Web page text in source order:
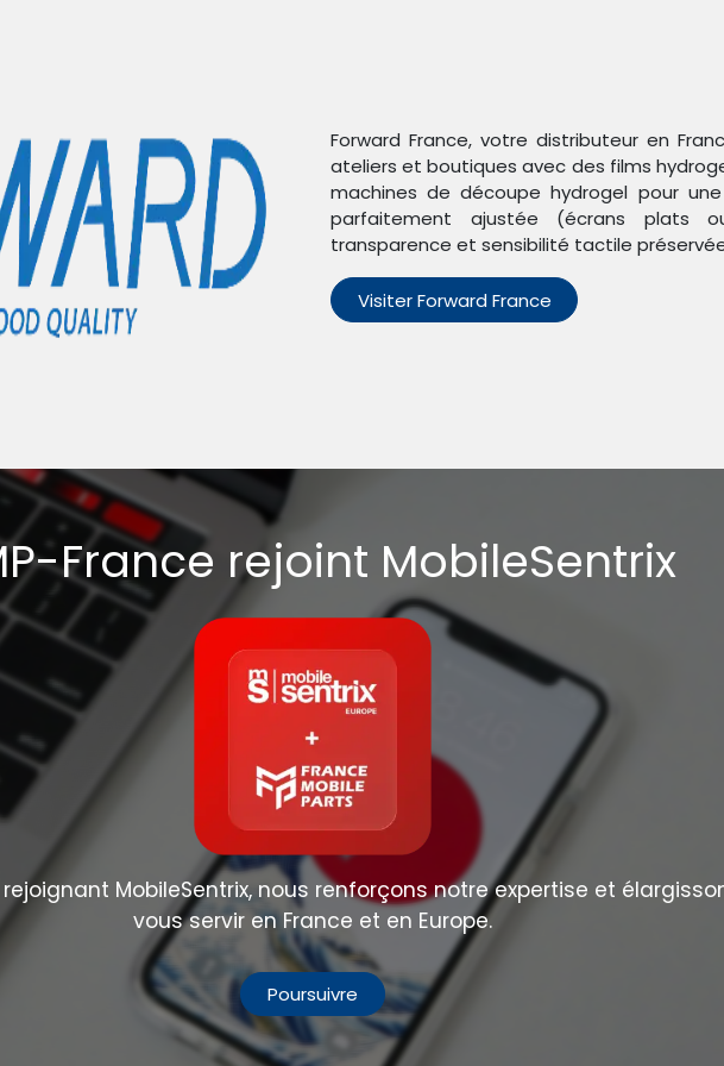
Trier par
Forward France, votre distributeur en
ateliers et boutiques avec des films
machines de découpe hydrogel pour
parfaitement ajustée (écrans plats
transparence et sensibilité tactile
Visiter Forward France
France rejoint MobileSentrix
MobileSentrix, nous renforçons notre expertise et
vous servir en France et en Europe.
Poursuivre